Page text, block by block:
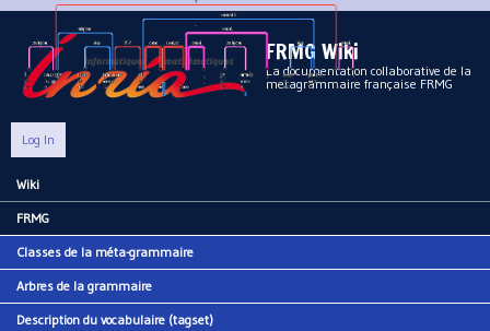
Aller au contenu principal
FRMG Wiki
La documentation collaborative de la
metagrammaire française FRMG
Log In
Main menu
Wiki
FRMG
Classes de la méta-grammaire
Arbres de la grammaire
Description du vocabulaire (tagset)